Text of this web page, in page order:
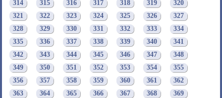
314
315 316 317 318 319
320
321
322 323 324 325 326
327
328
329 330 331 332 333
334
335
336 337 338 339 340
341
342
343 344 345 346 347
348
349
350 351 352 353 354
355
356
357 358 359 360 361
362
363
364 365 366 367 368
369